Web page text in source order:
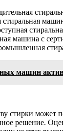
машина с
машин
стирки может
решение.